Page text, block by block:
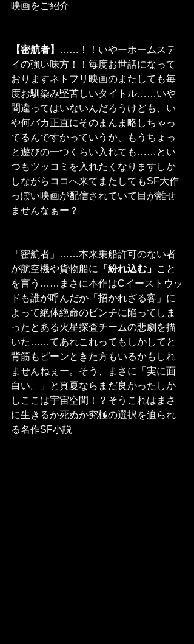
映画をご紹介
【密航者】
……！！いやーホームステ
イの強い味方！！毎度お世話になって
おりますネトフリ映画のまたしても毎
度お馴染み堅苦しいタイトル……いや
間違ってはいないんだろうけども、い
や何バカ正直にそのまんま略しちゃっ
てるんですかっていうか、もうちょっ
と遊びの一つくらい入れても……とい
つもツッコミを入れたくなりますしか
しながらココへ来てまたしてもSF大作
っぽい映画が配信されていて目が離せ
ませんなぁー？
「密航者」……本来乗船許可のない者
が航空機や貨物船に
「紛れ込む」 こと
を言う……まさに本作はCイーストウッ
ドも誰が呼んだか「招かれざる客」に
よって絶体絶命のピンチに陥ってしま
ったとある火星探査チームの悲劇を描
いた……てあれこれってもしかしてと
背筋もピーンときた方もいるかもしれ
ませんねぇー。そう、まさに「実に面
白い。」と真夏ならまだ良かったしか
しここは宇宙空間！？そうこれはまさ
に生きるか死ぬか究極の選択を迫られ
る名作SF小説